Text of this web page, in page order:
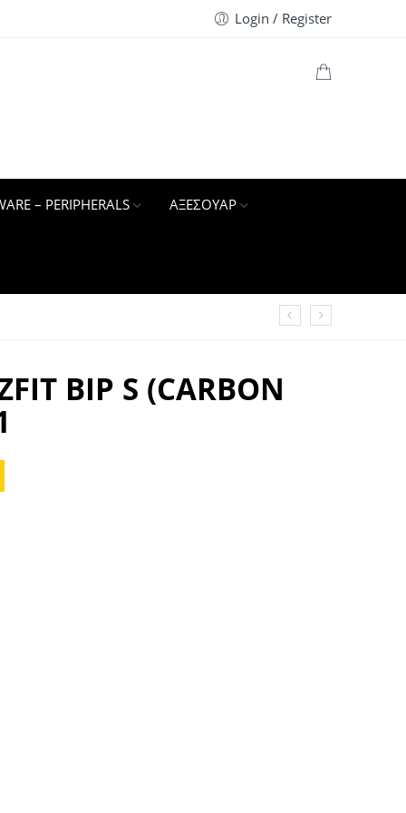
Login / Register
– PERIPHERALS ΑΞΕΣΟΥΑΡ
BIP S (CARBON